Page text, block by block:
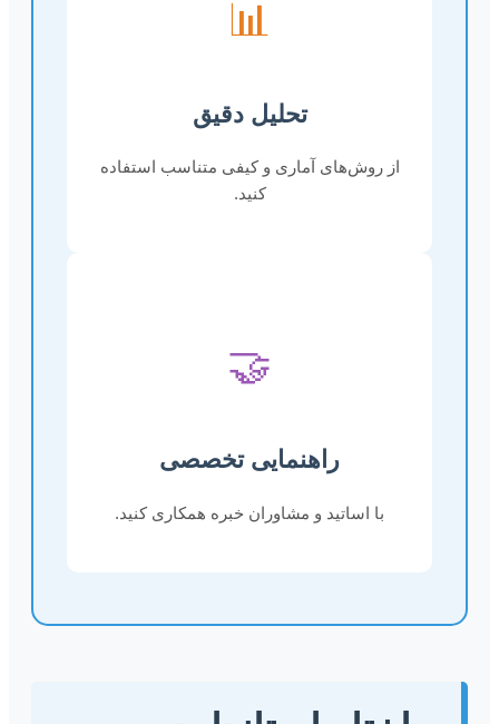
📊
تحلیل دقیق
از روش‌های آماری و کیفی متناسب استفاده
کنید.
🤝
راهنمایی تخصصی
با اساتید و مشاوران خبره همکاری کنید.